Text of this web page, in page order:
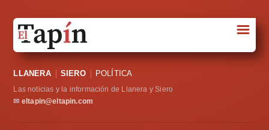
Sociedad
Política
☰
LLANERA SIERO POLÍTICA
Las noticias y la información de Llanera y Siero
✉ eltapin@eltapin.com